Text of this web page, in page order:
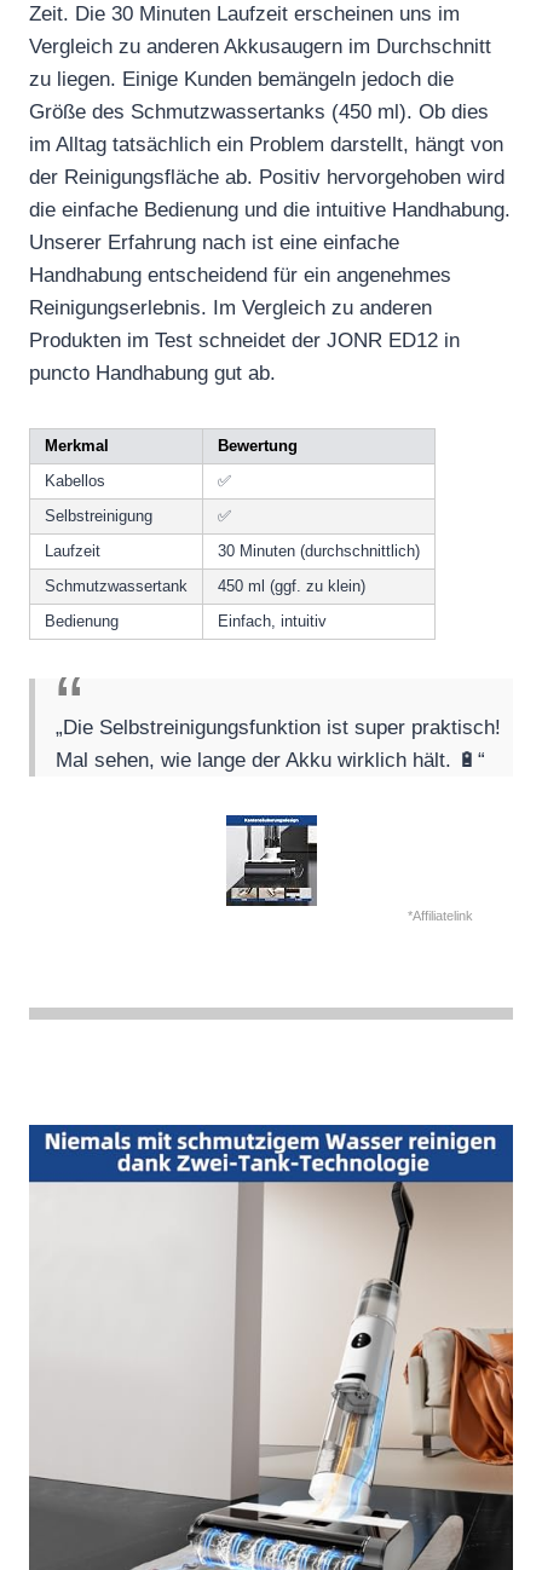
Zeit. Die 30 Minuten Laufzeit erscheinen uns im
Vergleich zu anderen Akkusaugern im Durchschnitt
zu liegen. Einige Kunden bemängeln jedoch die
Größe des Schmutzwassertanks (450 ml). Ob dies
im Alltag tatsächlich ein Problem darstellt, hängt von
der Reinigungsfläche ab. Positiv hervorgehoben wird
die einfache Bedienung und die intuitive Handhabung.
Unserer Erfahrung nach ist eine einfache
Handhabung entscheidend für ein angenehmes
Reinigungserlebnis. Im Vergleich zu anderen
Produkten im Test schneidet der JONR ED12 in
puncto Handhabung gut ab.
Merkmal
Bewertung
Kabellos
✅
Selbstreinigung
✅
Laufzeit
30 Minuten (durchschnittlich)
Schmutzwassertank
450 ml (ggf. zu klein)
Bedienung
Einfach, intuitiv
„Die Selbstreinigungsfunktion ist super praktisch!
Mal sehen, wie lange der Akku wirklich hält. 🔋“
*Affiliatelink